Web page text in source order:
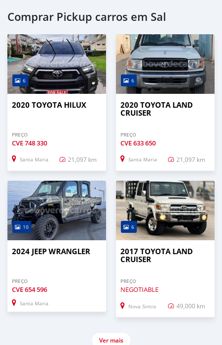
Comprar Pickup carros em Sal
6
2020 TOYOTA HILUX
PREÇO
CVE748 330
Santa Maria 21,097 km
6
2020 TOYOTA LAND
CRUISER
PREÇO
CVE633 650
Santa Maria 21,097 km
10
2024 JEEP WRANGLER
PREÇO
CVE654 596
Santa Maria
6
2017 TOYOTA LAND
CRUISER
PREÇO
NEGOTIABLE
Nova Sintra 49,000 km
Ver mais